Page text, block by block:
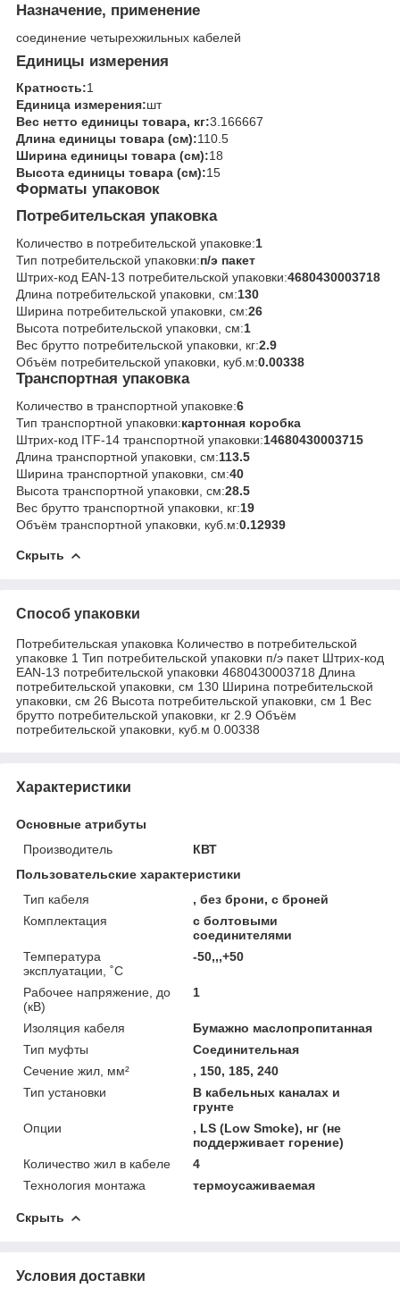
Назначение, применение
соединение четырехжильных кабелей
Единицы измерения
Кратность:1
Единица измерения:шт
Вес нетто единицы товара, кг:3.166667
Длина единицы товара (см):110.5
Ширина единицы товара (см):18
Высота единицы товара (см):15
Форматы упаковок
Потребительская упаковка
Количество в потребительской упаковке:1
Тип потребительской упаковки:п/э пакет
Штрих-код EAN-13 потребительской упаковки:4680430003718
Длина потребительской упаковки, см:130
Ширина потребительской упаковки, см:26
Высота потребительской упаковки, см:1
Вес брутто потребительской упаковки, кг:2.9
Объём потребительской упаковки, куб.м:0.00338
Транспортная упаковка
Количество в транспортной упаковке:6
Тип транспортной упаковки:картонная коробка
Штрих-код ITF-14 транспортной упаковки:14680430003715
Длина транспортной упаковки, см:113.5
Ширина транспортной упаковки, см:40
Высота транспортной упаковки, см:28.5
Вес брутто транспортной упаковки, кг:19
Объём транспортной упаковки, куб.м:0.12939
Скрыть
Способ упаковки
Потребительская упаковка Количество в потребительской
упаковке 1 Тип потребительской упаковки п/э пакет Штрих-код
EAN-13 потребительской упаковки 4680430003718 Длина
потребительской упаковки, см 130 Ширина потребительской
упаковки, см 26 Высота потребительской упаковки, см 1 Вес
брутто потребительской упаковки, кг 2.9 Объём
потребительской упаковки, куб.м 0.00338
Характеристики
Основные атрибуты
Производитель
КВТ
Пользовательские характеристики
Тип кабеля
, без брони, с броней
Комплектация
с болтовыми
соединителями
Температура
эксплуатации, ˚С
-50,,,+50
Рабочее напряжение, до
(кВ)
1
Изоляция кабеля
Бумажно маслопропитанная
Тип муфты
Соединительная
Сечение жил, мм²
, 150, 185, 240
Тип установки
В кабельных каналах и
грунте
Опции
, LS (Low Smoke), нг (не
поддерживает горение)
Количество жил в кабеле
4
Технология монтажа
термоусаживаемая
Скрыть
Условия доставки